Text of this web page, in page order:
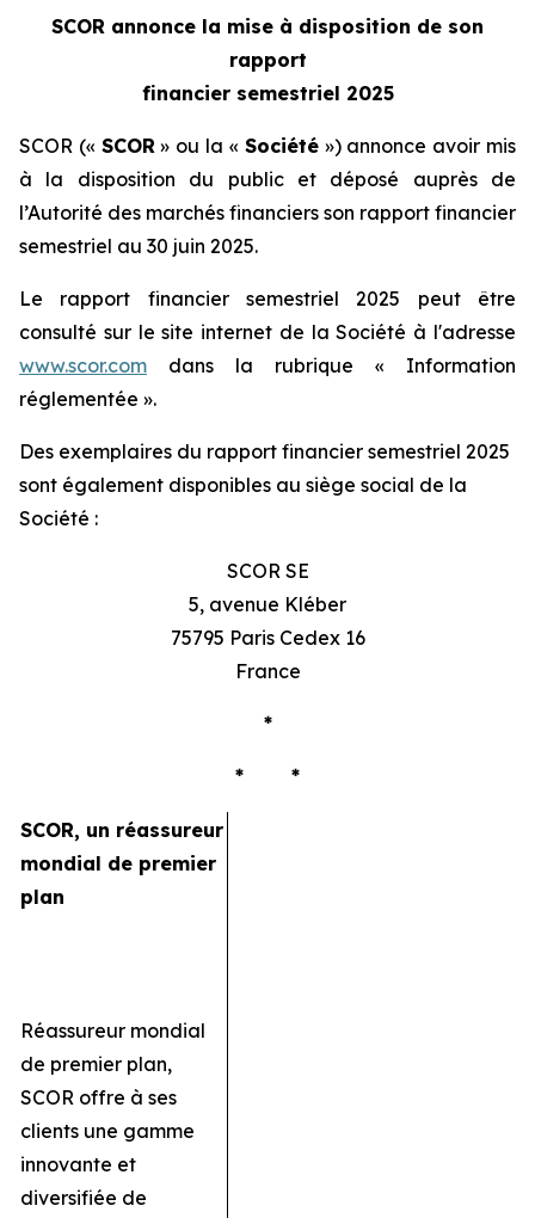
SCOR annonce la mise à disposition de son
rapport
financier semestriel 2025
SCOR (« SCOR» ou la « Société») annonce avoir mis
à la disposition du public et déposé auprès de
l’Autorité des marchés financiers son rapport financier
semestriel au 30 juin 2025.
Le rapport financier semestriel 2025 peut être
consulté sur le site internet de la Société à l'adresse
www.scor.com dans la rubrique « Information
réglementée ».
Des exemplaires du rapport financier semestriel 2025
sont également disponibles au siège social de la
Société :
SCOR SE
5, avenue Kléber
75795 Paris Cedex 16
France
*
* *
SCOR, un réassureur
mondial de premier
plan
Réassureur mondial
de premier plan,
SCOR offre à ses
clients une gamme
innovante et
diversifiée de